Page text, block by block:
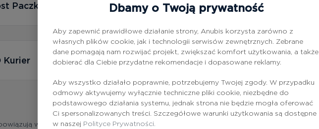
Paczkomaty 24/7
Kurier
w przypadku towarów promocyjnych i przecenionych.
Dbamy o Twoją prywatność
Aby zapewnić prawidłowe działanie strony, Anubis korzysta zarówno z
własnych plików cookie, jak i technologii serwisów zewnętrznych. Zebrane
dane pomagają nam rozwijać projekt, zwiększać komfort użytkowania, a także
dobierać dla Ciebie przydatne rekomendacje i dopasowane reklamy.
Aby wszystko działało poprawnie, potrzebujemy Twojej zgody. W przypadku
odmowy aktywujemy wyłącznie techniczne pliki cookie, niezbędne do
podstawowego działania systemu, jednak strona nie będzie mogła oferować
Ci spersonalizowanych treści. Szczegółowe warunki użytkowania są dostępne
w naszej Polityce Prywatności.